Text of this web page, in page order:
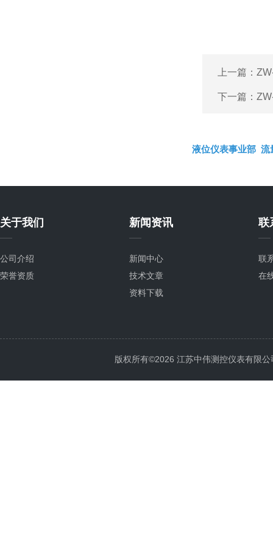
上一篇：
下一篇：
液位仪表事业部 流
关于我们
公司介绍
荣誉资质
新闻资讯
新闻中心
技术文章
资料下载
联
联
在
版权所有©2026 江苏中伟测控仪表有限